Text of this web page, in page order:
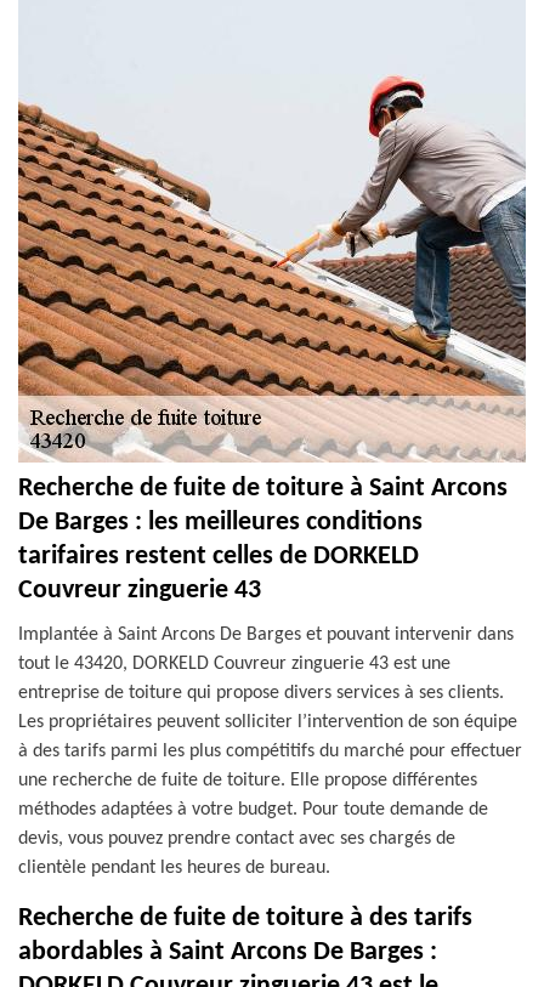
Recherche de fuite de toiture à Saint Arcons
De Barges : les meilleures conditions
tarifaires restent celles de DORKELD
Couvreur zinguerie 43
Implantée à Saint Arcons De Barges et pouvant intervenir dans
tout le 43420, DORKELD Couvreur zinguerie 43 est une
entreprise de toiture qui propose divers services à ses clients.
Les propriétaires peuvent solliciter l’intervention de son équipe
à des tarifs parmi les plus compétitifs du marché pour effectuer
une recherche de fuite de toiture. Elle propose différentes
méthodes adaptées à votre budget. Pour toute demande de
devis, vous pouvez prendre contact avec ses chargés de
clientèle pendant les heures de bureau.
Recherche de fuite de toiture à des tarifs
abordables à Saint Arcons De Barges :